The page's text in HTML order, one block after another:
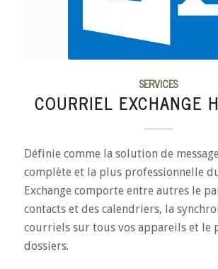
SERVICES
COURRIEL EXCHANGE
Définie comme la solution de
complète et la plus professionnelle
Exchange comporte entre autres le
contacts et des calendriers, la
courriels sur tous vos appareils et le
dossiers.